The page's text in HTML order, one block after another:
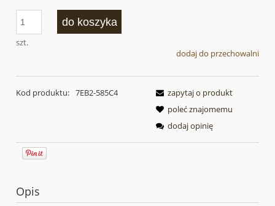
szt.
do koszyka
dodaj do przechowalni
Kod produktu: 7EB2-585C4
zapytaj o produkt
poleć znajomemu
dodaj opinię
Opis